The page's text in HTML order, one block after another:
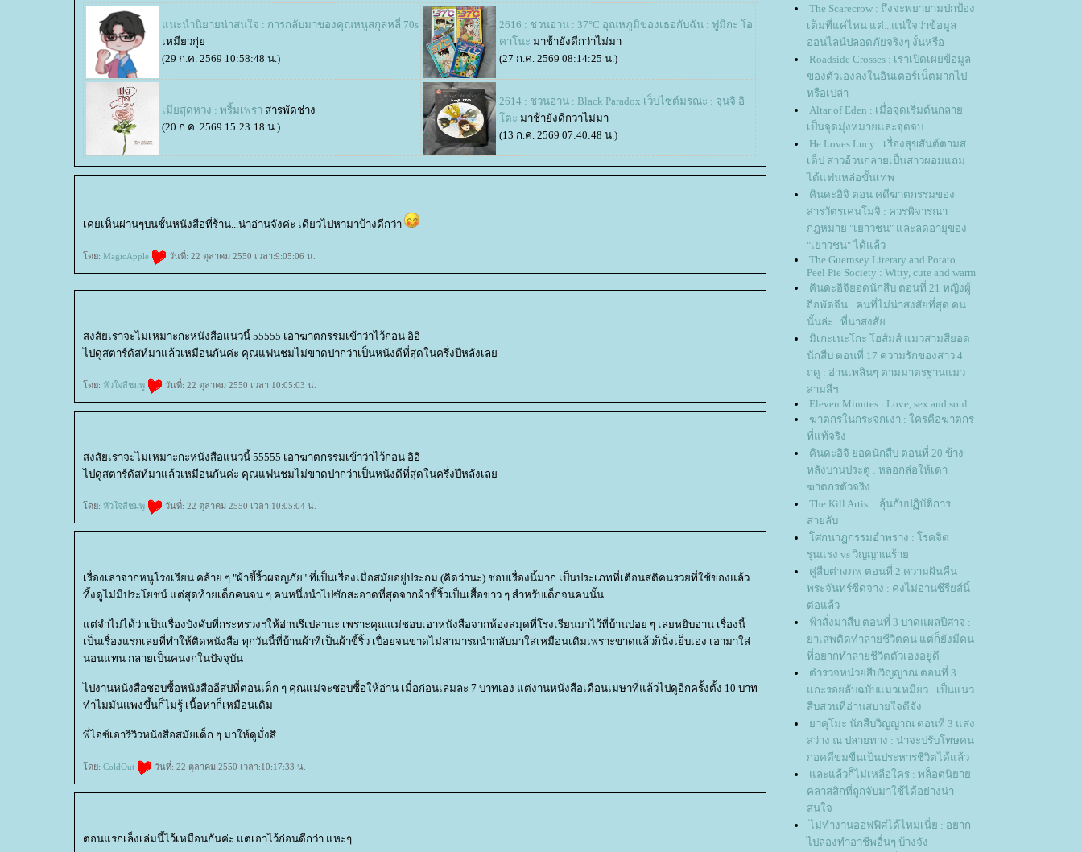
นะนำนิยายน่าสนใจ : การกลับมาของคุณหนูสกุลหลี่ 70s
เหมียวกุ่
(29 ก.ค. 2569 10:58:48 น.)
2616 : ชวนอ่าน : 37°C อุณหภูมิของเธอกับฉัน : ฟูมิกะ โอ
คาโนะ มาช้ายังดีกว่าไม่มา
(27 ก.ค. 2569 08:14:25 น.)
​​​​​​​เมียสุดหวง : พริ้มเพรา สารพัดช่าง
(20 ก.ค. 2569 15:23:18 น.)
2614 : ชวนอ่าน : Black Paradox เว็บไซต์มรณะ : จุนจิ อิ
ตะ มาช้ายังดีกว่าไม่มา
(13 ก.ค. 2569 07:40:48 น.)
เคยเห็นผ่านๆบนชั้นหนังสือที่ร้าน...น่าอ่านจังค่ะ เดี๋ยวไปหามาบ้างดีกว่า
ดย: MagicApple วันที่: 22 ตุลาคม 2550 เวลา:9:05:06 น.
สงสัยเราจะไม่เหมาะกะหนังสือแนวนี้ 55555 เอาฆาตกรรมเข้าว่าไว้ก่อน อิอิ
ไปดูสตาร์ดัสท์มาแล้วเหมือนกันค่ะ คุณแฟนชมไม่ขาดปากว่าเป็นหนังดีที่สุดในครึ่งปีหลังเล
ดย: หัวใจสีชมพู วันที่: 22 ตุลาคม 2550 เวลา:10:05:03 น.
สงสัยเราจะไม่เหมาะกะหนังสือแนวนี้ 55555 เอาฆาตกรรมเข้าว่าไว้ก่อน อิอิ
ไปดูสตาร์ดัสท์มาแล้วเหมือนกันค่ะ คุณแฟนชมไม่ขาดปากว่าเป็นหนังดีที่สุดในครึ่งปีหลังเล
ดย: หัวใจสีชมพู วันที่: 22 ตุลาคม 2550 เวลา:10:05:04 น.
เรื่องเล่าจากหนูโรงเรียน คล้าย ๆ "ผ้าขี้ริ้วผจญภัย" ที่เป็นเรื่องเมื่อสมัยอยู่ประถม (คิดว่านะ) ชอบเรื่องนี้มาก เป็นประเภทที่เตือนสติคนรวยที่ใช้ของแล้ว
ทิ้งดูไม่มีประโยชน์ แต่สุดท้ายเด็กคนจน ๆ คนหนึ่งนำไปซักสะอาดที่สุดจากผ้าขี้ริ้วเป็นเสื้อขาว ๆ สำหรับเด็กจนคนนั้น
ต่จำไม่ได้ว่าเป็นเรื่องบังคับที่กระทรวงฯให้อ่านรึเปล่านะ เพราะคุณแม่ชอบเอาหนังสือจากห้องสมุดที่โรงเรียนมาไว้ที่บ้านบ่อย ๆ เลยหยิบอ่าน เรื่องนี้
เป็นเรื่องแรกเลยที่ทำให้ติดหนังสือ ทุกวันนี้ที่บ้านผ้าที่เป็นผ้าขี้ริ้ว เปื่อยจนขาดไม่สามารถนำกลับมาใส่เหมือนเดิมเพราะขาดแล้วก็นั่งเย็บเอง เอามาใส่
นอนแทน กลายเป็นคนงกในปัจจุบัน
ไปงานหนังสือชอบซื้อหนังสืออีสปที่ตอนเด็ก ๆ คุณแม่จะชอบซื้อให้อ่าน เมื่อก่อนเล่มละ 7 บาทเอง แต่งานหนังสือเดือนเมษาที่แล้วไปดูอีกครั้งตั้ง 10 บาท
ทำไมมันแพงขึ้นก็ไม่รู้ เนื้อหาก็เหมือนเดิม
พี่ไอซ์เอารีวิวหนังสือสมัยเด็ก ๆ มาให้ดูมั่งสิ
ดย: ColdOut วันที่: 22 ตุลาคม 2550 เวลา:10:17:33 น.
ตอนแรกเล็งเล่มนี้ไว้เหมือนกันค่ะ แต่เอาไว้ก่อนดีกว่า แหะๆ
The Scarecrow : ถึงจะพยายามปกป้อง
เต็มที่แค่ไหน แต่...แน่ใจว่าข้อมูล
ออนไลน์ปลอดภัยจริงๆ งั้นหรือ
Roadside Crosses : เราเปิดเผยข้อมูล
ของตัวเองลงในอินเตอร์เน็ตมากไป
หรือเปล่า
Altar of Eden : เมื่อจุดเริ่มต้นกลา
เป็นจุดมุ่งหมายและจุดจบ...
He Loves Lucy : เรื่องสุขสันต์ตามส
เต็ป สาวอ้วนกลายเป็นสาวผอมแถม
ได้แฟนหล่อขั้นเทพ
คินดะอิจิ ตอน คดีฆาตกรรมของ
สารวัตรเคนโมจิ : ควรพิจารณา
กฎหมาย "เยาวชน" และลดอายุของ
"เยาวชน" ได้แล้ว
The Guernsey Literary and Potato
Peel Pie Society : Witty, cute and warm
คินดะอิจิยอดนักสืบ ตอนที่ 21 หญิงผู้
ถือพัดจีน : คนที่ไม่น่าสงสัยที่สุด คน
นั้นล่ะ...ที่น่าสงสั
มิเกะเนะโกะ โฮส์มส์ แมวสามสียอด
นักสืบ ตอนที่ 17 ความรักของสาว 4
ฤดู : อ่านเพลินๆ ตามมาตรฐานแมว
สามสีฯ
Eleven Minutes : Love, sex and soul
ฆาตกรในกระจกเงา : ใครคือฆาตกร
ที่แท้จริง
คินดะอิจิ ยอดนักสืบ ตอนที่ 20 ข้าง
หลังบานประตู : หลอกล่อให้เดา
ฆาตกรตัวจริง
The Kill Artist : ลุ้นกับปฏิบัติการ
สายลับ
ศกนาฎกรรมอำพราง : โรคจิต
รุนแรง vs วิญญาณร้า
คู่สืบต่างภพ ตอนที่ 2 ความฝันคืน
พระจันทร์ซีดจาง : คงไม่อ่านซีรียส์นี้
ต่อแล้ว
ฟ้าสั่งมาสืบ ตอนที่ 3 บาดแผลปีศาจ :
าเสพติดทำลายชีวิตคน แต่ก็ยังมีคน
ที่อยากทำลายชีวิตตัวเองอยู่ดี
ตำรวจหน่วยสืบวิญญาณ ตอนที่ 3
กะรอยลับฉบับแมวเหมียว : เป็นแนว
สืบสวนที่อ่านสบายใจดีจัง
าคุโมะ นักสืบวิญญาณ ตอนที่ 3 แสง
สว่าง ณ ปลายทาง : น่าจะปรับโทษคน
ก่อคดีข่มขืนเป็นประหารชีวิตได้แล้ว
ละแล้วก็ไม่เหลือใคร : พล็อตนิยา
คลาสสิกที่ถูกจับมาใช้ได้อย่างน่า
สนใจ
ไม่ทำงานออฟฟิศได้ไหมเนี่ย : อยาก
ไปลองทำอาชีพอื่นๆ บ้างจัง